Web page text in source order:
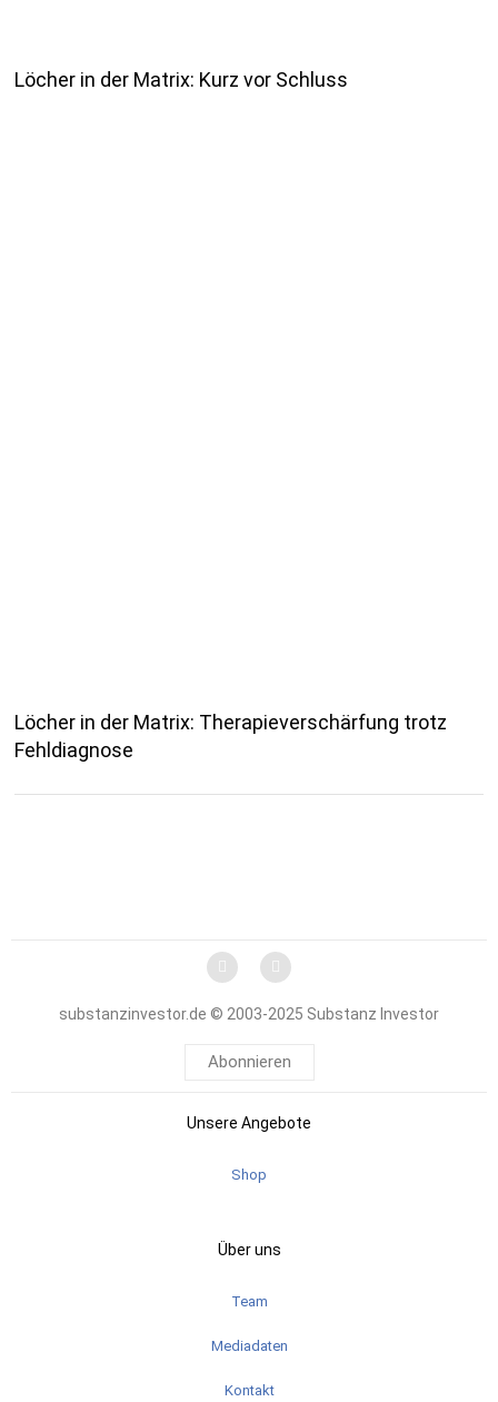
Löcher in der Matrix: Kurz vor Schluss
Löcher in der Matrix: Therapieverschärfung trotz
Fehldiagnose
substanzinvestor.de © 2003-2025 Substanz Investor
Abonnieren
Unsere Angebote
Shop
Über uns
Team
Mediadaten
Kontakt